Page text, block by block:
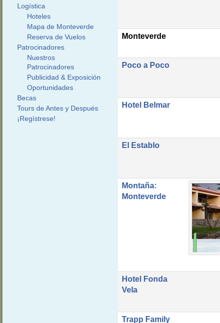
Logística
Hoteles
Mapa de Monteverde
Reserva de Vuelos
Patrocinadores
Nuestros
Patrocinadores
Publicidad & Exposición
Oportunidades
Becas
Tours de Antes y Después
¡Regístrese!
Monteverde
Poco a Poco
Hotel Belmar
El Establo
Montaña:
Monteverde
Hotel Fonda
Vela
Trapp Family